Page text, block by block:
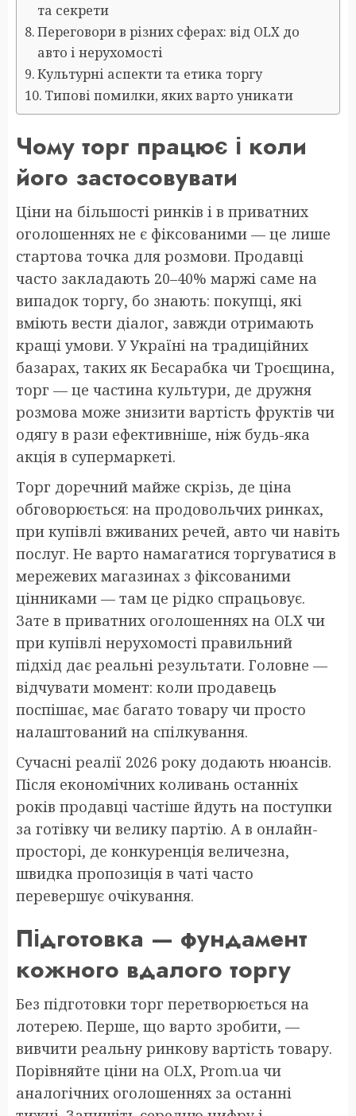
та секрети
Переговори в різних сферах: від OLX до
авто і нерухомості
Культурні аспекти та етика торгу
Типові помилки, яких варто уникати
Чому торг працює і коли
його застосовувати
Ціни на більшості ринків і в приватних
оголошеннях не є фіксованими — це лише
стартова точка для розмови. Продавці
часто закладають 20–40% маржі саме на
випадок торгу, бо знають: покупці, які
вміють вести діалог, завжди отримають
кращі умови. У Україні на традиційних
базарах, таких як Бесарабка чи Троєщина,
торг — це частина культури, де дружня
розмова може знизити вартість фруктів чи
одягу в рази ефективніше, ніж будь-яка
акція в супермаркеті.
Торг доречний майже скрізь, де ціна
обговорюється: на продовольчих ринках,
при купівлі вживаних речей, авто чи навіть
послуг. Не варто намагатися торгуватися в
мережевих магазинах з фіксованими
цінниками — там це рідко спрацьовує.
Зате в приватних оголошеннях на OLX чи
при купівлі нерухомості правильний
підхід дає реальні результати. Головне —
відчувати момент: коли продавець
поспішає, має багато товару чи просто
налаштований на спілкування.
Сучасні реалії 2026 року додають нюансів.
Після економічних коливань останніх
років продавці частіше йдуть на поступки
за готівку чи велику партію. А в онлайн-
просторі, де конкуренція величезна,
швидка пропозиція в чаті часто
перевершує очікування.
Підготовка — фундамент
кожного вдалого торгу
Без підготовки торг перетворюється на
лотерею. Перше, що варто зробити, —
вивчити реальну ринкову вартість товару.
Порівняйте ціни на OLX, Prom.ua чи
аналогічних оголошеннях за останні